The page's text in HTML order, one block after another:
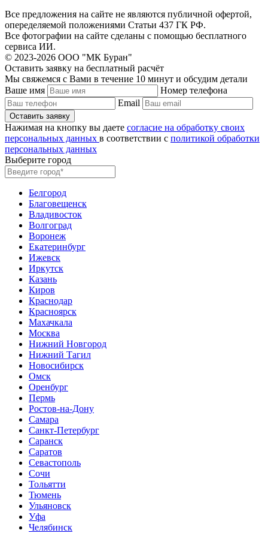
Все предложения на сайте не являются публичной офертой,
опеределяемой положениями Статьи 437 ГК РФ.
Все фотографии на сайте сделаны с помощью бесплатного
сервиса ИИ.
© 2023-2026 ООО "МК Буран"
Оставить заявку на бесплатный расчёт
Мы свяжемся с Вами в течение 10 минут и обсудим детали
Ваше имя
Номер телефона
Email
Нажимая на кнопку вы даете согласие на обработку своих
персональных данных в соответствии с политикой обработки
персональных данных
Выберите город
Белгород
Благовещенск
Владивосток
Волгоград
Воронеж
Екатеринбург
Ижевск
Иркутск
Казань
Киров
Краснодар
Красноярск
Махачкала
Москва
Нижний Новгород
Нижний Тагил
Новосибирск
Омск
Оренбург
Пермь
Ростов-на-Дону
Самара
Санкт-Петербург
Саранск
Саратов
Севастополь
Сочи
Тольятти
Тюмень
Ульяновск
Уфа
Челябинск